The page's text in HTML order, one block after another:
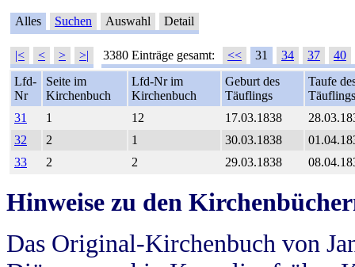
Alles Suchen Auswahl Detail
|< < > >| 3380 Einträge gesamt: << 31 34 37
40
Lfd-
Nr
Seite im
Kirchenbuch
Lfd-Nr im
Kirchenbuch
Geburt des
Täuflings
Taufe
Täuflings
31
1 12 17.03.1838
32
2 1 30.03.1838
33
2 2 29.03.1838
Hinweise zu den
Das Original-Kirchenbuch von